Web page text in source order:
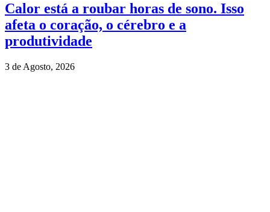
Calor está a roubar horas de sono. Isso
afeta o coração, o cérebro e a
produtividade
3 de Agosto, 2026